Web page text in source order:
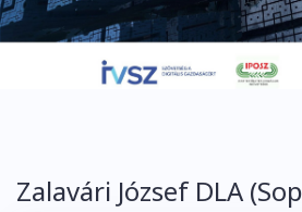
Zalavári József DLA